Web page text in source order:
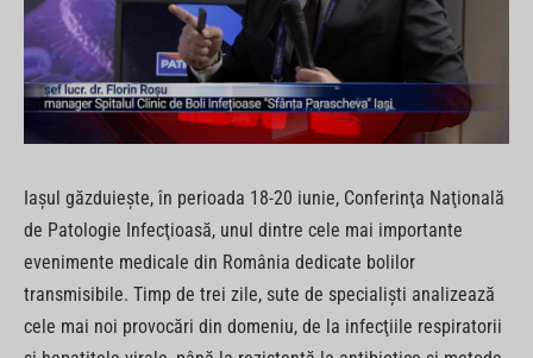
Iaşul găzduieşte, în perioada 18-20 iunie, Conferinţa Naţională
de Patologie Infecţioasă, unul dintre cele mai importante
evenimente medicale din România dedicate bolilor
transmisibile. Timp de trei zile, sute de specialişti analizează
cele mai noi provocări din domeniu, de la infecţiile respiratorii